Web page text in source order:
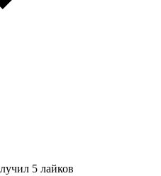
5 лайков